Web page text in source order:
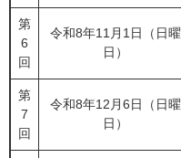
第
6
回
令和8年11月1日（日曜
日）
第
7
回
令和8年12月6日（日曜
日）